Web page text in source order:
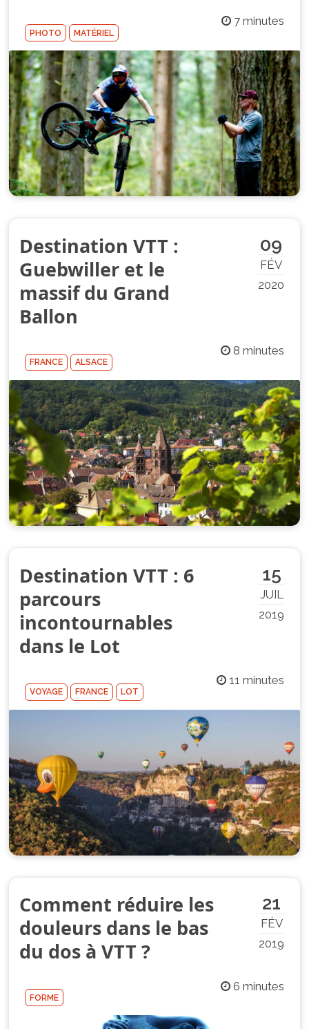
7 minutes
PHOTO MATÉRIEL
09
FÉV
2020
Destination VTT :
Guebwiller et le
massif du Grand
Ballon
8 minutes
FRANCE ALSACE
15
JUIL
2019
Destination VTT : 6
parcours
incontournables
dans le Lot
11 minutes
VOYAGE FRANCE LOT
21
FÉV
2019
Comment réduire les
douleurs dans le bas
du dos à VTT ?
6 minutes
FORME